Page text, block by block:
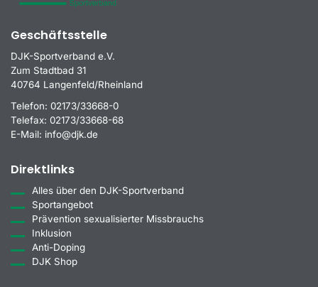
Geschäftsstelle
DJK-Sportverband e.V.
Zum Stadtbad 31
40764 Langenfeld/Rheinland
Telefon: 02173/33668-0
Telefax: 02173/33668-68
E-Mail: info@djk.de
Direktlinks
Alles über den DJK-Sportverband
Sportangebot
Prävention sexualisierter Missbrauchs
Inklusion
Anti-Doping
DJK Shop